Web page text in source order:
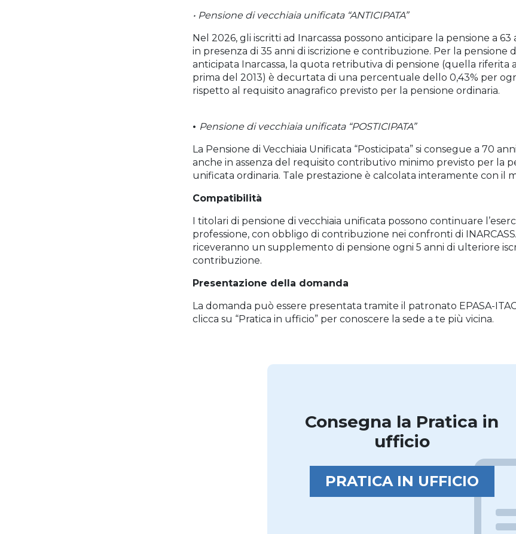
• Pensione di vecchiaia unificata “ANTICIPATA”
Nel 2026, gli iscritti ad Inarcassa possono anticipare la pensione a 63
in presenza di 35 anni di iscrizione e contribuzione. Per la pensione
anticipata Inarcassa, la quota retributiva di pensione (quella riferita
prima del 2013) è decurtata di una percentuale dello 0,43% per
rispetto al requisito anagrafico previsto per la pensione ordinaria.
• Pensione di vecchiaia unificata “POSTICIPATA”
La Pensione di Vecchiaia Unificata “Posticipata” si consegue a 70
anche in assenza del requisito contributivo minimo previsto per la
unificata ordinaria. Tale prestazione è calcolata interamente con il
Compatibilità
I titolari di pensione di vecchiaia unificata possono continuare
professione, con obbligo di contribuzione nei confronti di
riceveranno un supplemento di pensione ogni 5 anni di ulteriore
contribuzione.
Presentazione della domanda
La domanda può essere presentata tramite il patronato EPASA-
clicca su “Pratica in ufficio” per conoscere la sede a te più vicina.
Consegna la Pratica in
ufficio
PRATICA IN UFFICIO